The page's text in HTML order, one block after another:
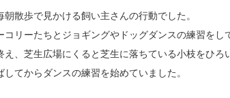
散歩で見かける飼い主さんの行動でした。
リーたちとジョギングやドッグダンスの練習をし
、芝生広場にくると芝生に落ちている小枝をひろ
てからダンスの練習を始めていました。